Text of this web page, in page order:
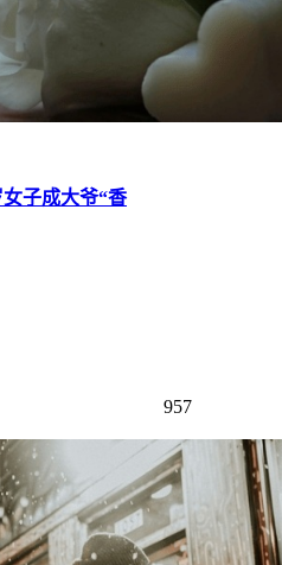
子成大爷“香
957